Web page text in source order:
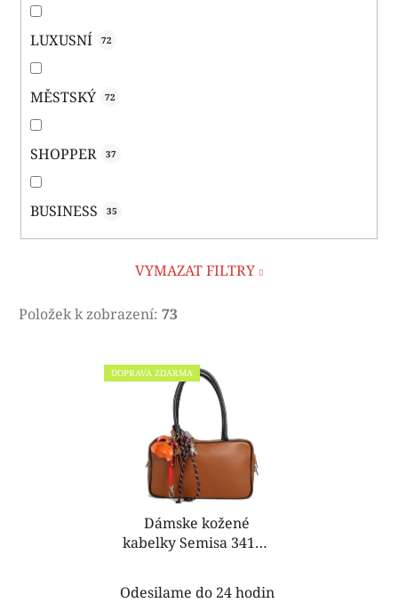
LUXUSNÍ 72
MĚSTSKÝ 72
SHOPPER 37
BUSINESS 35
VYMAZAT FILTRY
Položek k zobrazení: 73
DOPRAVA ZDARMA
Dámske kožené
kabelky Semisa 34182
Odesilame do 24 hodin